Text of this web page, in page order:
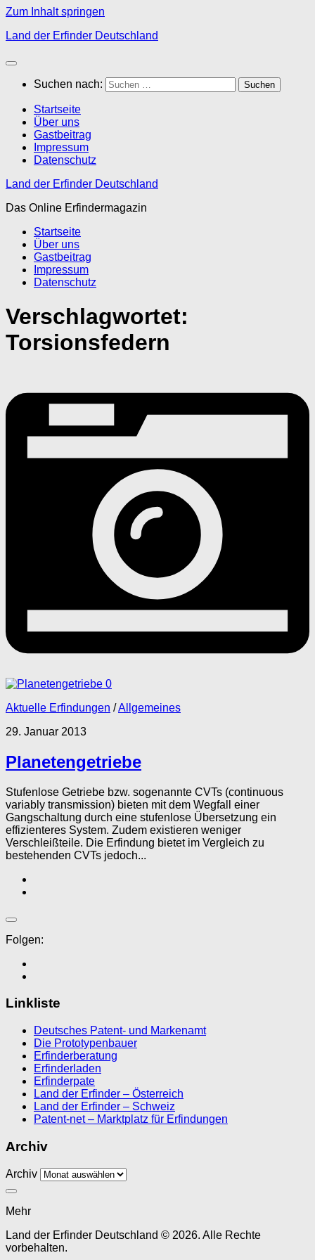
Zum Inhalt springen
Land der Erfinder Deutschland
Suchen nach:
Startseite
Über uns
Gastbeitrag
Impressum
Datenschutz
Land der Erfinder Deutschland
Das Online Erfindermagazin
Startseite
Über uns
Gastbeitrag
Impressum
Datenschutz
Verschlagwortet:
Torsionsfedern
0
Aktuelle Erfindungen /Allgemeines
29. Januar 2013
Planetengetriebe
Stufenlose Getriebe bzw. sogenannte CVTs (continuous
variably transmission) bieten mit dem Wegfall einer
Gangschaltung durch eine stufenlose Übersetzung ein
effizienteres System. Zudem existieren weniger
Verschleißteile. Die Erfindung bietet im Vergleich zu
bestehenden CVTs jedoch...
Folgen:
Linkliste
Deutsches Patent- und Markenamt
Die Prototypenbauer
Erfinderberatung
Erfinderladen
Erfinderpate
Land der Erfinder – Österreich
Land der Erfinder – Schweiz
Patent-net – Marktplatz für Erfindungen
Archiv
Archiv
Mehr
Land der Erfinder Deutschland © 2026. Alle Rechte
vorbehalten.